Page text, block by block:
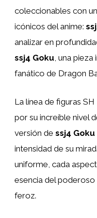
coleccionables con
icónicos del anime:
analizar en
ssj4 Goku, una pieza
fanático de Dragon
La línea de figuras
por su increíble nivel
versión de ssj4 Goku
intensidad de su
uniforme, cada
esencia del poderoso
feroz.